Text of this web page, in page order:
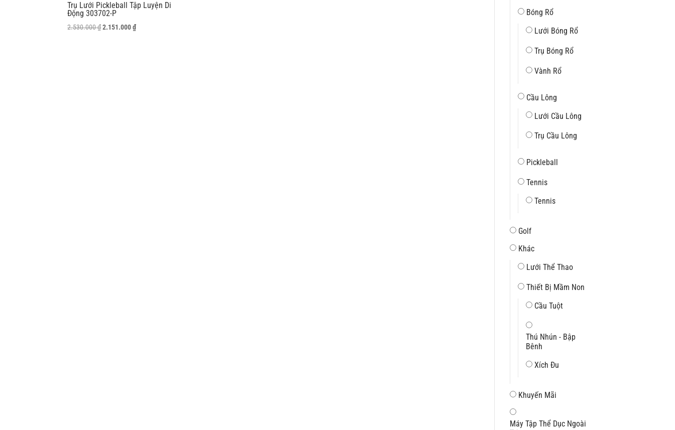
Trụ Lưới Pickleball Tập Luyện Di
Động 303702-P
2.530.000₫Giá
2.151.000₫Giá
Bóng Rổ
Lưới Bóng Rổ
Trụ Bóng Rổ
Vành Rổ
Cầu Lông
Lưới Cầu Lông
Trụ Cầu Lông
Pickleball
Tennis
Tennis
Golf
Khác
Lưới Thể Thao
Thiết Bị Mầm Non
Cầu Tuột
Thú Nhún - Bập
Bênh
Xích Đu
Khuyến Mãi
Máy Tập Thể Dục Ngoài